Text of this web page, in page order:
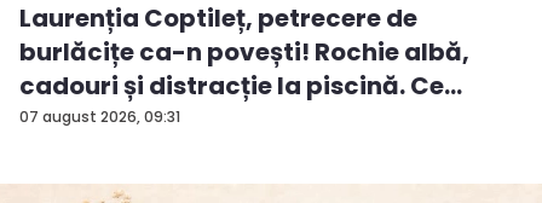
07 august 2026, 09:31
Laurenția Coptileț, petrecere de
burlăcițe ca-n povești! Rochie albă,
cadouri și distracție la piscină. Ce
surp...